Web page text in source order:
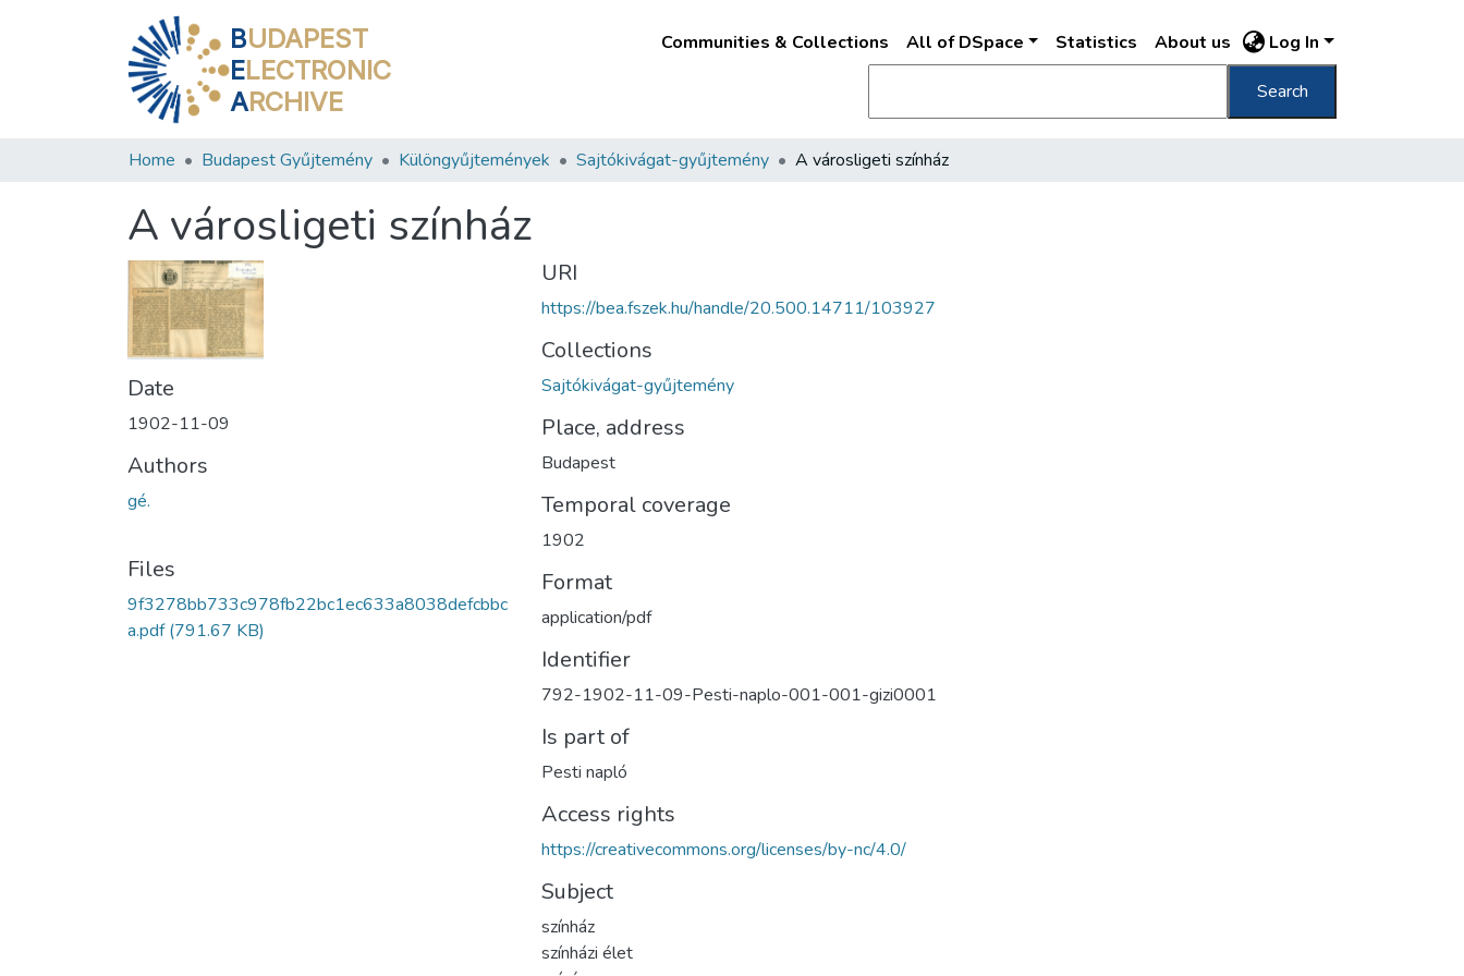
BUDAPEST
ELECTRONIC
ARCHIVE
Communities & Collections All of DSpace Statistics About us Log In
Search
Home Budapest Gyűjtemény Különgyűjtemények Sajtókivágat-gyűjtemény A városligeti színház
A városligeti színház
Date
1902-11-09
Authors
gé.
Files
9f3278bb733c978fb22bc1ec633a8038defcbbc
a.pdf(791.67 KB)
URI
https://bea.fszek.hu/handle/20.500.14711/103927
Collections
Sajtókivágat-gyűjtemény
Place, address
Budapest
Temporal coverage
1902
Format
application/pdf
Identifier
792-1902-11-09-Pesti-naplo-001-001-gizi0001
Is part of
Pesti napló
Access rights
https://creativecommons.org/licenses/by-nc/4.0/
Subject
színház
színházi élet